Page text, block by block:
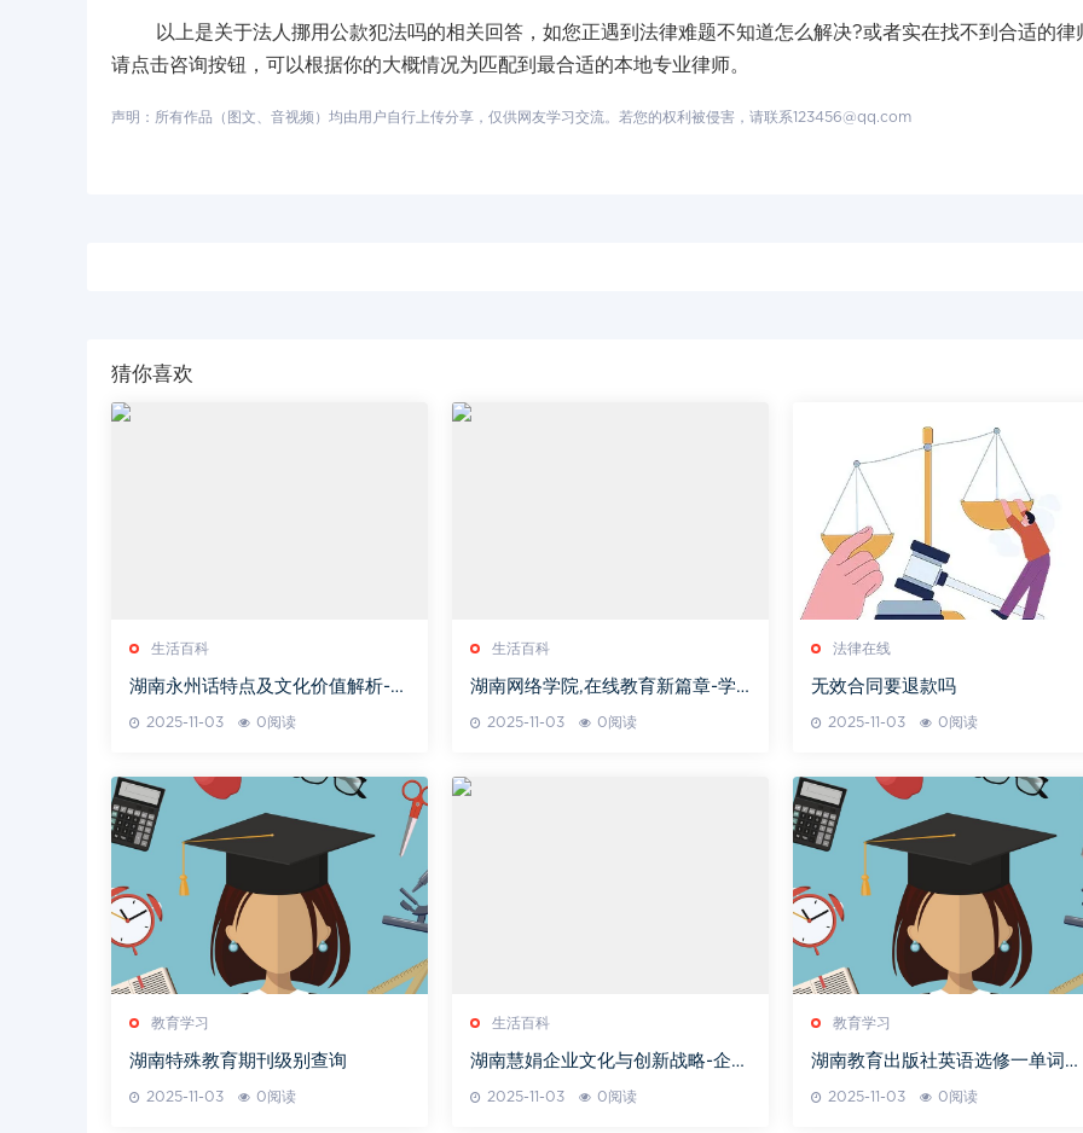
以上是关于法人挪用公款犯法吗的相关回答，如您正遇到法律难题不知道怎么解决?或者实在找不到合适的律
请点击咨询按钮，可以根据你的大概情况为匹配到最合适的本地专业律师。
声明：所有作品（图文、音视频）均由用户自行上传分享，仅供网友学习交流。若您的权利被侵害，请联系123456@qq.com
猜你喜欢
生活百科
湖南永州话特点及文化价值解析-地
2025-11-03 0阅读
生活百科
湖南网络学院,在线教育新篇章-学
2025-11-03 0阅读
法律在线
无效合同要退款吗
2025-11-03 0阅读
教育学习
湖南特殊教育期刊级别查询
2025-11-03 0阅读
生活百科
湖南慧娟企业文化与创新战略-企业
2025-11-03 0阅读
教育学习
湖南教育出版社英语选修一单词高
2025-11-03 0阅读